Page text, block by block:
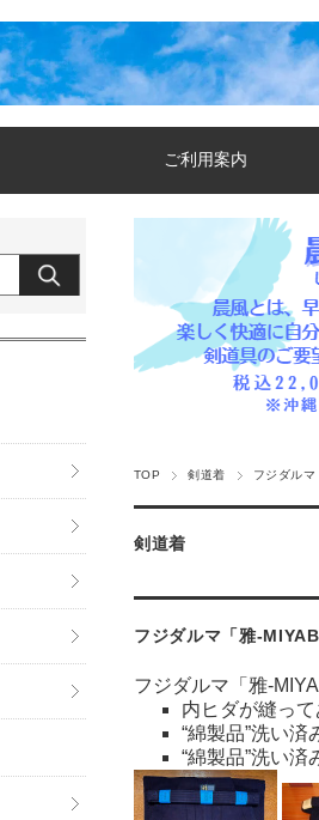
ご利用案内
TOP 剣道着 フジダル
剣道着
フジダルマ「雅-
フジダルマ「雅-
内ヒダが縫っ
“綿製品”洗い済
“綿製品”洗い済